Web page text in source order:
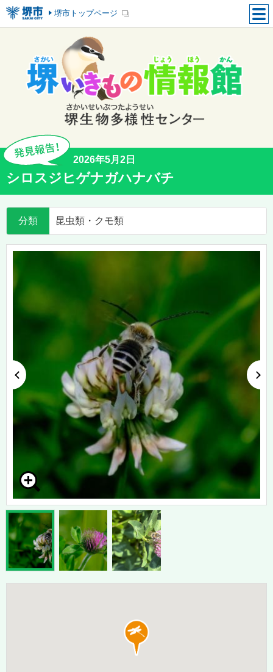
堺市トップページ
2026年5月2日
シロスジヒゲナガハナバチ
分類 昆虫類・クモ類